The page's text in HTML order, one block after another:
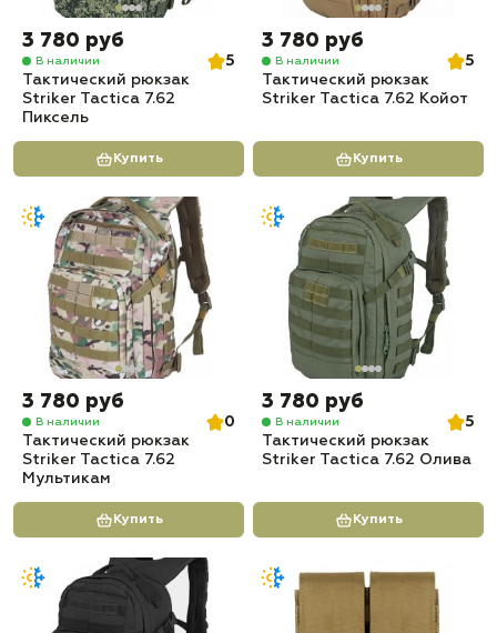
3 780 руб
В наличии
5
Тактический рюкзак
Striker Tactica 7.62
Пиксель
Купить
3 780 руб
В наличии
5
Тактический рюкзак
Striker Tactica 7.62 Койот
Купить
3 780 руб
В наличии
0
Тактический рюкзак
Striker Tactica 7.62
Мультикам
Купить
3 780 руб
В наличии
5
Тактический рюкзак
Striker Tactica 7.62 Олива
Купить